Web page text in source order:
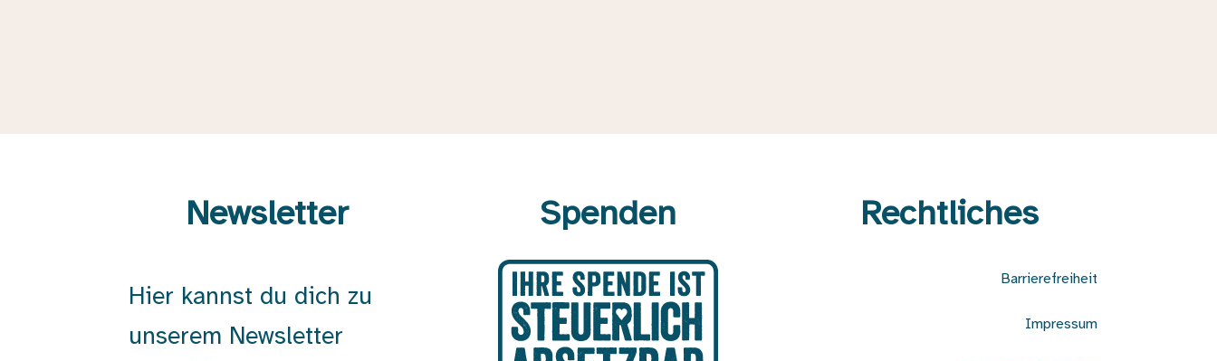
Newsletter
Hier kannst du dich zu
unserem Newsletter
Spenden Rechtliches
Barrierefreiheit
Impressum